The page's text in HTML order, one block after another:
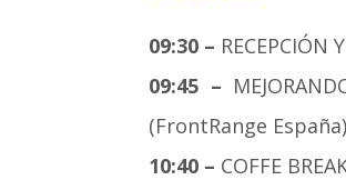
09:30 – RECEPCIÓN
09:45 –
(FrontRange España)
10:40 – COFFE